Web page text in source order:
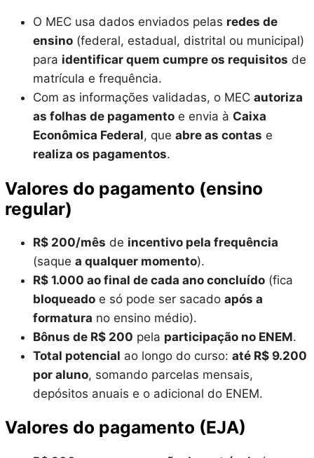
O MEC usa dados enviados pelas redes de
ensino(federal, estadual, distrital ou municipal)
para identificar quem cumpre os requisitos de
matrícula e frequência.
Com as informações validadas, o MEC autoriza
as folhas de pagamentoe envia à Caixa
Econômica Federal, que abre as contas e
realiza os pagamentos.
Valores do pagamento (ensino
regular)
R$ 200/mês de incentivo pela frequência
(saque a qualquer momento).
R$ 1.000 ao final de cada ano concluído(fica
bloqueadoe só pode ser sacado após a
formatura no ensino médio).
Bônus de R$ 200 pela participação no ENEM.
Total potencial ao longo do curso: até R$ 9.200
por aluno, somando parcelas mensais,
depósitos anuais e o adicional do ENEM.
Valores do pagamento (EJA)